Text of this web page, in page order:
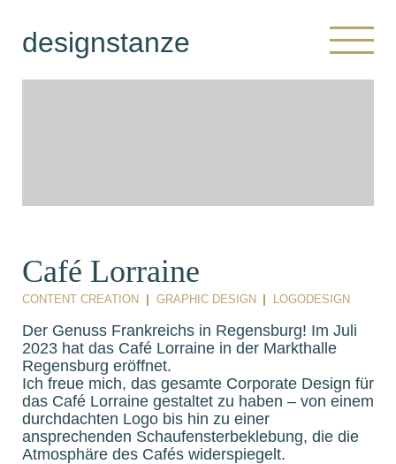
designstanze
Café Lorraine
CONTENT CREATION GRAPHIC DESIGN LOGODESIGN
Der Genuss Frankreichs in Regensburg! Im Juli
2023 hat das Café Lorraine in der Markthalle
Regensburg eröffnet.
Ich freue mich, das gesamte Corporate Design für
das Café Lorraine gestaltet zu haben – von einem
durchdachten Logo bis hin zu einer
ansprechenden Schaufensterbeklebung, die die
Atmosphäre des Cafés widerspiegelt.